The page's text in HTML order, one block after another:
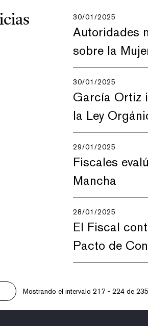
30/01/2025
Autoridades
sobre la
30/01/2025
García Ortiz
la Ley
29/01/2025
Fiscales
Mancha
28/01/2025
El Fiscal
Pacto de
Mostrando el intervalo 217 - 224 de